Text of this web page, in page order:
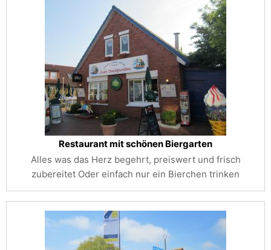
Restaurant mit schönen Biergarten
Alles was das Herz begehrt, preiswert und frisch
zubereitet Oder einfach nur ein Bierchen trinken